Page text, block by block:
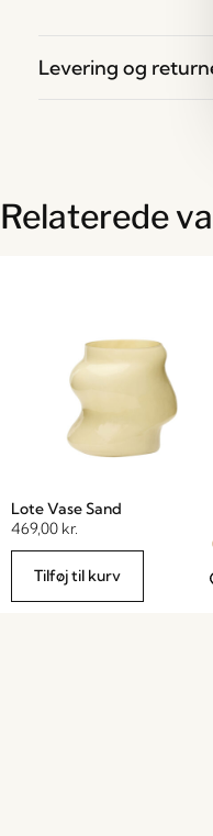
Levering og
Relaterede
Lote Vase Sand
469,00 kr.
Tilføj til kurv